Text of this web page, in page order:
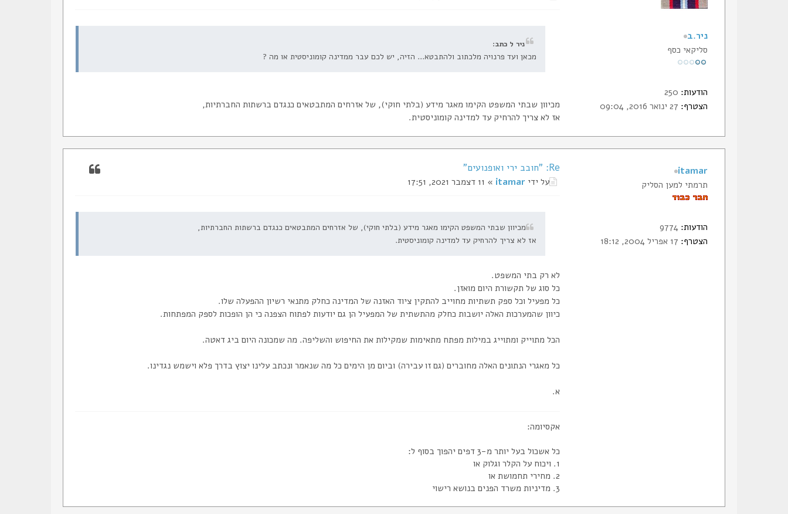
ניר ל כתב:
מכאן ועד פרנויה מלכתוב ולהתבטא... הזיה, יש לכם עבר ממדינה קומוניסטית או מה ?
מכיוון שבתי המשפט הקימו מאגר מידע (בלתי חוקי), של אזרחים המתבטאים כנגדם ברשתות החברתיות,
אז לא צריך להרחיק עד למדינה קומוניסטית.
ניר.ב
סליקאי כסף
הודעות:
הצטרף:
Re: "חובב ירי ואופנועים"
על ידיitamar » 11 דצמבר 2021, 17:51
מכיוון שבתי המשפט הקימו מאגר מידע (בלתי חוקי), של אזרחים המתבטאים כנגדם ברשתות החברתיות,
אז לא צריך להרחיק עד למדינה קומוניסטית.
לא רק בתי המשפט.
כל סוג של תקשורת היום מואזן.
כל מפעיל וכל ספק תשתיות מחוייב להתקין ציוד האזנה של המדינה כחלק מתנאי רשיון ההפעלה שלו.
כיוון שהמערכות האלה יושבות כחלק מהתשתית של המפעיל הן גם יודעות לפתוח הצפנה כי הן הופכות לספק המפתחות.
הכל מתוייק ומתוייג במילות מפתח מתאימות שמקילות את החיפוש והשליפה. מה שמכונה היום ביג דאטה.
כל מאגרי הנתונים האלה מחוברים (גם זו עבירה) וביום מן הימים כל מה שנאמר ונכתב עלינו יצוץ בדרך פלא וישמש נגדינו.
א.
אקסיומה:
כל אשכול בעל יותר מ-3 דפים יהפוך בסוף ל:
1. ויכוח על הקלר וגלוק או
2. מחירי תחמושת או
3. מדיניות משרד הפנים בנושא רישוי
itamar
תרמתי למען הסליק
הודעות:
הצטרף: